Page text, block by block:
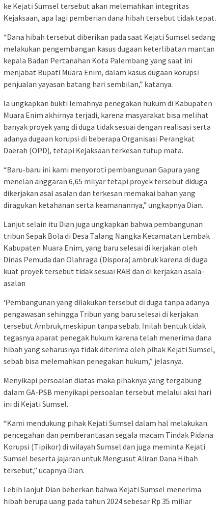
ke Kejati Sumsel tersebut akan melemahkan integritas
Kejaksaan, apa lagi pemberian dana hibah tersebut tidak tepat.
“Dana hibah tersebut diberikan pada saat Kejati Sumsel sedang
melakukan pengembangan kasus dugaan keterlibatan mantan
kepala Badan Pertanahan Kota Palembang yang saat ini
menjabat Bupati Muara Enim, dalam kasus dugaan korupsi
penjualan yayasan batang hari sembilan,” katanya.
Ia ungkapkan bukti lemahnya penegakan hukum di Kabupaten
Muara Enim akhirnya terjadi, karena masyarakat bisa melihat
banyak proyek yang di duga tidak sesuai dengan realisasi serta
adanya dugaan korupsi di beberapa Organisasi Perangkat
Daerah (OPD), tetapi Kejaksaan terkesan tutup mata.
“Baru-baru ini kami menyoroti pembangunan Gapura yang
menelan anggaran 6,65 milyar tetapi proyek tersebut diduga
dikerjakan asal asalan dan terkesan memakai bahan yang
diragukan ketahanan serta keamanannya,” ungkapnya Dian.
Lanjut selain itu Dian juga ungkapkan bahwa pembangunan
tribun Sepak Bola di Desa Talang Nangka Kecamatan Lembak
Kabupaten Muara Enim, yang baru selesai di kerjakan oleh
Dinas Pemuda dan Olahraga (Dispora) ambruk karena di duga
kuat proyek tersebut tidak sesuai RAB dan di kerjakan asala-
asalan
‘Pembangunan yang dilakukan tersebut di duga tanpa adanya
pengawasan sehingga Tribun yang baru selesai di kerjakan
tersebut Ambruk,meskipun tanpa sebab. Inilah bentuk tidak
tegasnya aparat penegak hukum karena telah menerima dana
hibah yang seharusnya tidak diterima oleh pihak Kejati Sumsel,
sebab bisa melemahkan penegakan hukum,” jelasnya.
Menyikapi persoalan diatas maka pihaknya yang tergabung
dalam GA-PSB menyikapi persoalan tersebut melalui aksi hari
ini di Kejati Sumsel.
“Kami mendukung pihak Kejati Sumsel dalam hal melakukan
pencegahan dan pemberantasan segala macam Tindak Pidana
Korupsi (Tipikor) di wilayah Sumsel dan juga meminta Kejati
Sumsel beserta jajaran untuk Mengusut Aliran Dana Hibah
tersebut,” ucapnya Dian.
Lebih lanjut Dian beberkan bahwa Kejati Sumsel menerima
hibah berupa uang pada tahun 2024 sebesar Rp 35 miliar